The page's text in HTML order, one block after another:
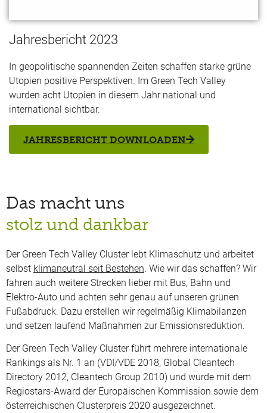
Jahresbericht 2023
In geopolitische spannenden Zeiten schaffen starke grüne
Utopien positive Perspektiven. Im Green Tech Valley
wurden acht Utopien in diesem Jahr national und
international sichtbar.
JAHRESBERICHT DOWNLOADEN
Das macht uns
stolz und dankbar
Der Green Tech Valley Cluster lebt Klimaschutz und arbeitet
selbst klimaneutral seit Bestehen. Wie wir das schaffen? Wir
fahren auch weitere Strecken lieber mit Bus, Bahn und
Elektro-Auto und achten sehr genau auf unseren grünen
Fußabdruck. Dazu erstellen wir regelmäßig Klimabilanzen
und setzen laufend Maßnahmen zur Emissionsreduktion.
Der Green Tech Valley Cluster führt mehrere internationale
Rankings als Nr. 1 an (VDI/VDE 2018, Global Cleantech
Directory 2012, Cleantech Group 2010) und wurde mit dem
Regiostars-Award der Europäischen Kommission sowie dem
österreichischen Clusterpreis 2020 ausgezeichnet.